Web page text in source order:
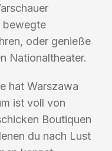
bewegte
oder genieße
Nationaltheater.
hat Warszawa
ist voll von
Boutiquen
du nach Lust